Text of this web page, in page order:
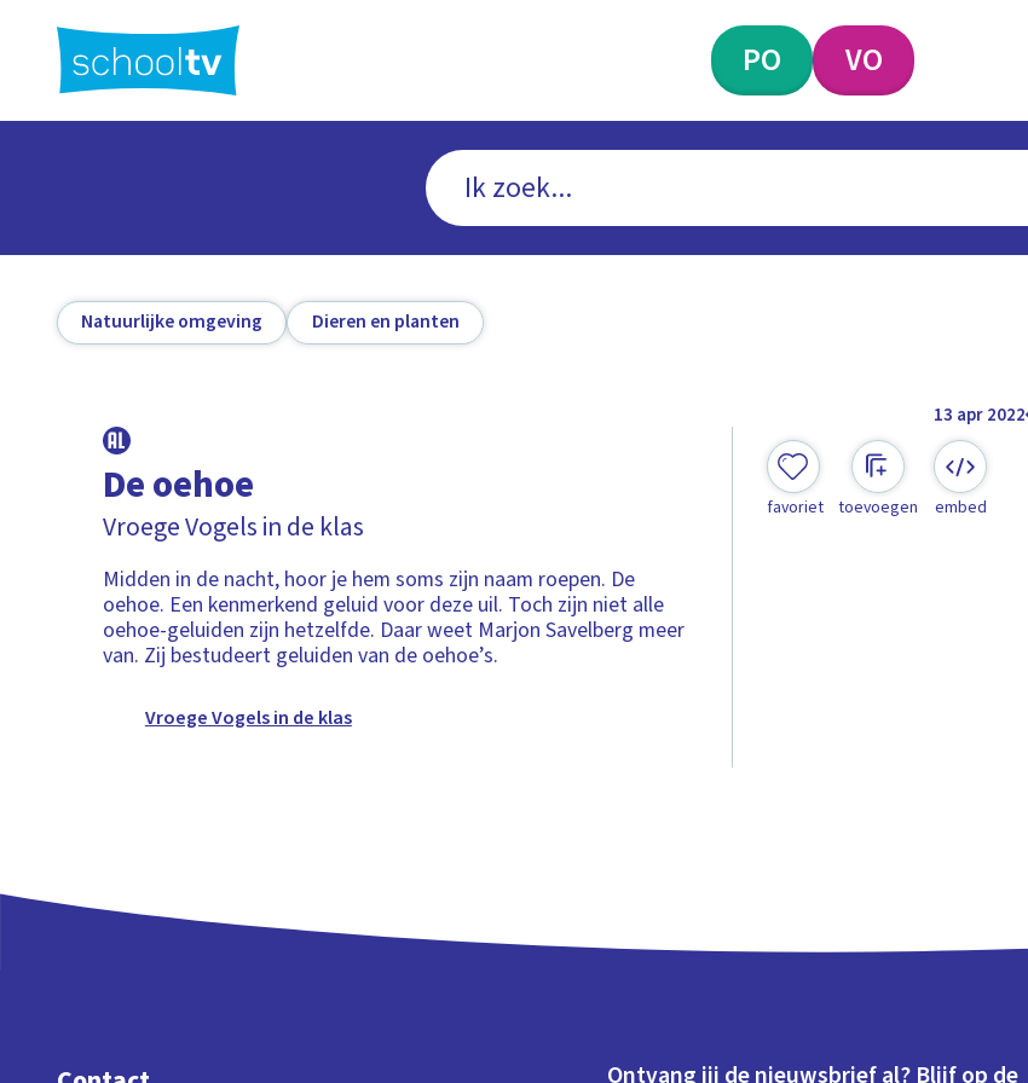
hoofdinhoud
PO VO
Natuurlijke omgeving Dieren en planten
13 apr 2022
De oehoe
Vroege Vogels in de klas
Midden in de nacht, hoor je hem soms zijn naam roepen. De
oehoe. Een kenmerkend geluid voor deze uil. Toch zijn niet alle
oehoe-geluiden zijn hetzelfde. Daar weet Marjon Savelberg meer
van. Zij bestudeert geluiden van de oehoe’s.
Vroege Vogels in de klas
favoriet toevoegen embed
Ontvang jij de nieuwsbrief al? Blijf op de